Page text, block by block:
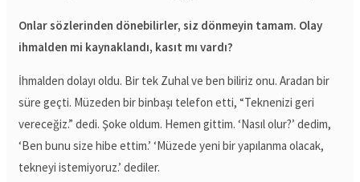
Onlar sözlerinden dönebilirler, siz dönmeyin tamam. Olay
ihmalden mi kaynaklandı, kasıt mı vardı?
İhmalden dolayı oldu. Bir tek Zuhal ve ben biliriz onu. Aradan bir
süre geçti. Müzeden bir binbaşı telefon etti, “Teknenizi geri
vereceğiz.” dedi. Şoke oldum. Hemen gittim. ‘Nasıl olur?’ dedim,
‘Ben bunu size hibe ettim.’ ‘Müzede yeni bir yapılanma olacak,
tekneyi istemiyoruz.’ dediler.